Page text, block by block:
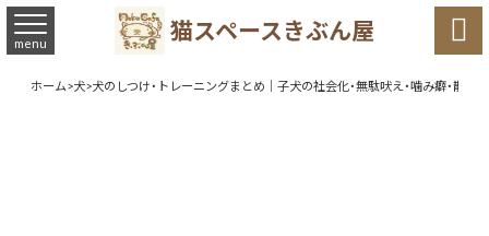
猫スペースきぶん屋
menu 
ホーム>犬>犬のしつけ・トレーニングまとめ｜子犬の社会化・無駄吠え・噛み癖・散歩